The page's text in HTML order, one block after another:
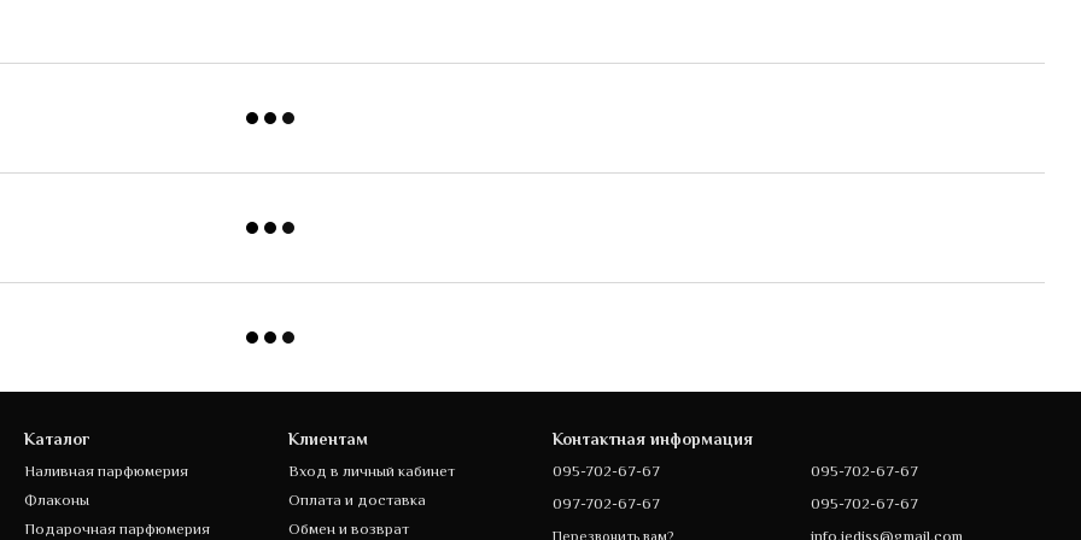
Каталог
Наливная парфюмерия
Флаконы
Подарочная парфюмерия
Клиентам
Вход в личный кабинет
Оплата и доставка
Обмен и возврат
Контактная информация
095-702-67-67
097-702-67-67
Перезвонить вам?
095-702-67-67
095-702-67-67
info.jediss@gmail.com